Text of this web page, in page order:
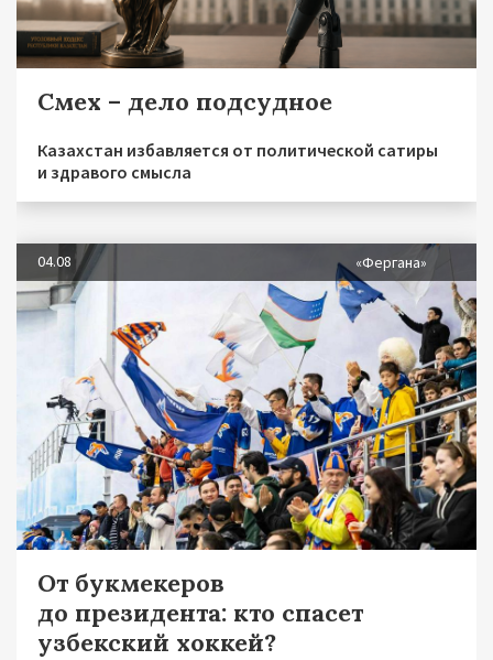
Смех – дело подсудное
Казахстан избавляется от политической сатиры
и здравого смысла
04.08 «Фергана»
От букмекеров
до президента: кто спасет
узбекский хоккей?